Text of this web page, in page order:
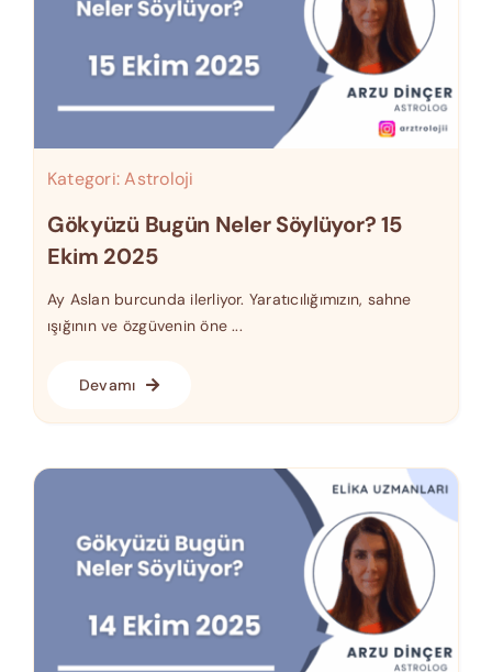
Kategori:Astroloji
Gökyüzü Bugün Neler Söylüyor? 15
Ekim 2025
Ay Aslan burcunda ilerliyor. Yaratıcılığımızın, sahne
ışığının ve özgüvenin öne ...
Devamı